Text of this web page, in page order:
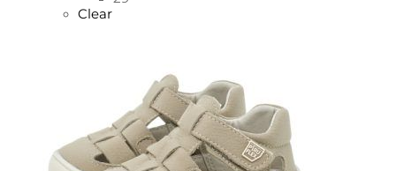
Clear